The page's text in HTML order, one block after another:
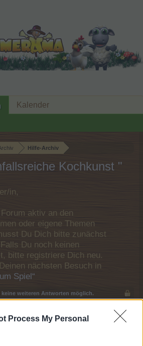
Process My Personal
Hilfe-Archiv
Kochkunst "
in,
aktiv an den
oder eigene Themen
Du Dich bitte zunächst
Du noch keinen
bitte registriere Dich neu.
nächsten Besuch in
Spiel“
keine weiteren Antworten möglich.
Kalender